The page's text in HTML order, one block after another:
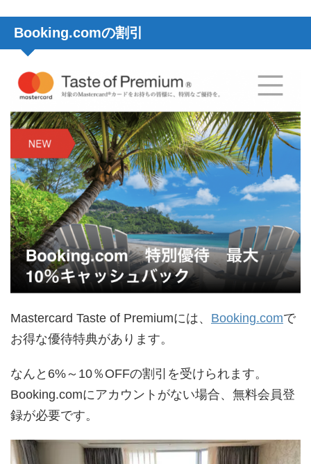
Booking.comの割引
Mastercard Taste of Premiumには、 Booking.comで
お得な優待特典があります。
なんと6%～10％OFFの割引を受けられます。
Booking.comにアカウントがない場合、無料会員登
録が必要です。